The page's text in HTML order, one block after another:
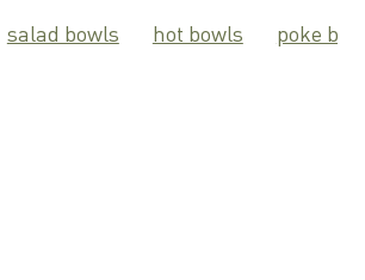
salad bowls hot bowls poke